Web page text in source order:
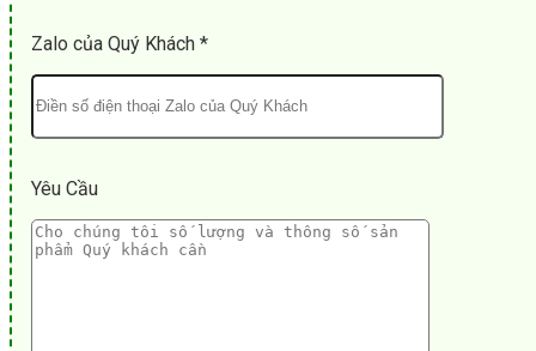
Zalo của Quý Khách *
Yêu Cầu